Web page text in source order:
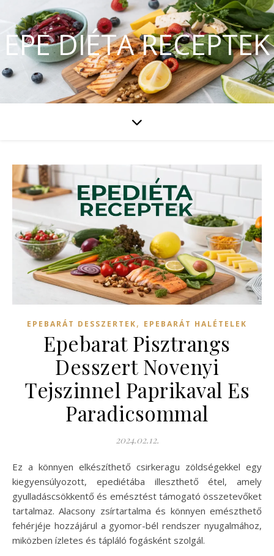
EPE DIÉTA RECEPTEK
EPEBARÁT DESSZERTEK, EPEBARÁT HALÉTELEK
Epebarat Pisztrangs
Desszert Novenyi
Tejszinnel Paprikaval Es
Paradicsommal
2024.02.12.
Ez a könnyen elkészíthető csirkeragu zöldségekkel egy
kiegyensúlyozott, epediétába illeszthető étel, amely
gyulladáscsökkentő és emésztést támogató összetevőket
tartalmaz. Alacsony zsírtartalma és könnyen emészthető
fehérjéje hozzájárul a gyomor-bél rendszer nyugalmához,
miközben ízletes és tápláló fogásként szolgál.